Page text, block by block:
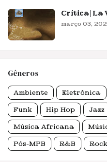
Crítica | La
março 03,
Gêneros
Ambiente Eletrônica
Funk Hip Hop Jazz
Música Africana
Pós-MPB R&B Rock